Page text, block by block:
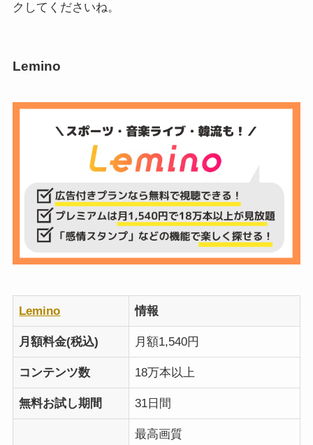
クしてくださいね。
Lemino
Lemino 情報
月額料金(税込) 月額1,540円
コンテンツ数 18万本以上
無料お試し期間 31日間
最高画質